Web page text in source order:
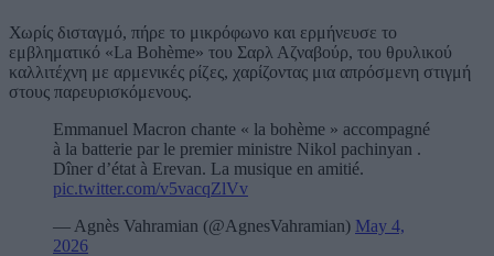
Χωρίς δισταγμό, πήρε το μικρόφωνο και ερμήνευσε το
εμβληματικό «La Bohème» του Σαρλ Αζναβούρ, του θρυλικού
καλλιτέχνη με αρμενικές ρίζες, χαρίζοντας μια απρόσμενη στιγμή
στους παρευρισκόμενους.
Emmanuel Macron chante « la bohème » accompagné
à la batterie par le premier ministre Nikol pachinyan .
Dîner d’état à Erevan. La musique en amitié.
pic.twitter.com/v5vacqZlVv
— Agnès Vahramian (@AgnesVahramian) May 4,
2026